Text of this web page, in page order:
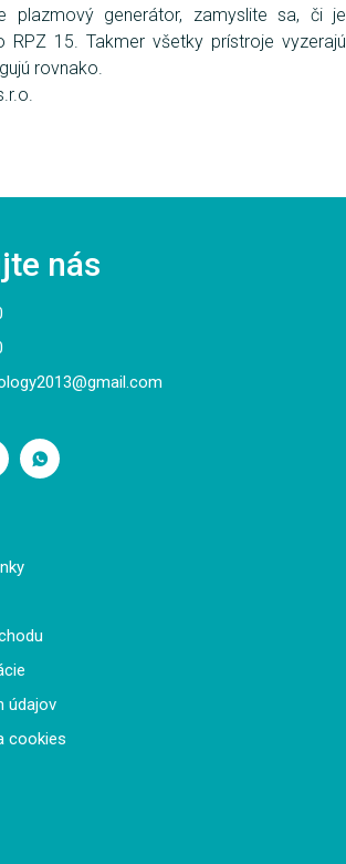
plazmový generátor, zamyslite sa, či je
RPZ 15. Takmer všetky prístroje vyzerajú
rovnako.
nás
údajov
cookies